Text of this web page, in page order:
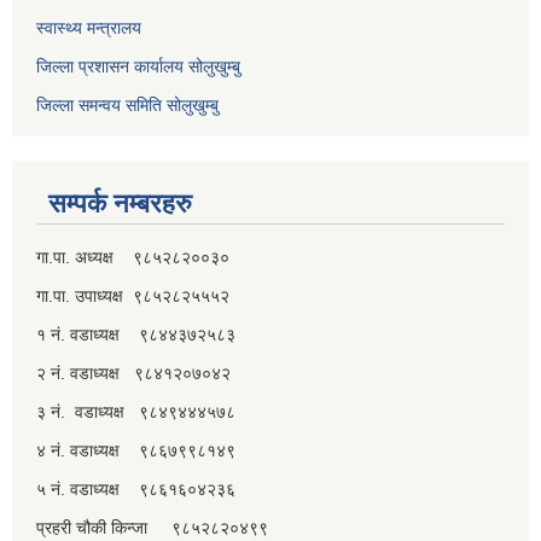
स्वास्थ्य मन्त्रालय
जिल्ला प्रशासन कार्यालय सोलुखुम्बु
जिल्ला समन्वय समिति सोलुखुम्बु
सम्पर्क नम्बरहरु
गा.पा. अध्यक्ष ९८५२८२००३०
गा.पा. उपाध्यक्ष ९८५२८२५५५२
१ नं. वडाध्यक्ष ९८४४३७२५८३
२ नं. वडाध्यक्ष ९८४१२०७०४२
३ नं. वडाध्यक्ष ९८४९४४४५७८
४ नं. वडाध्यक्ष ९८६७९९८१४९
५ नं. वडाध्यक्ष ९८६१६०४२३६
प्रहरी चौकी किन्जा ९८५२८२०४९९